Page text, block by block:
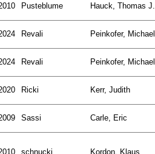
Pusteblume Hauck, Thomas J.
Revali Peinkofer, Michael
Revali Peinkofer, Michael
Ricki Kerr, Judith
Sassi Carle, Eric
schnucki Kordon, Klaus